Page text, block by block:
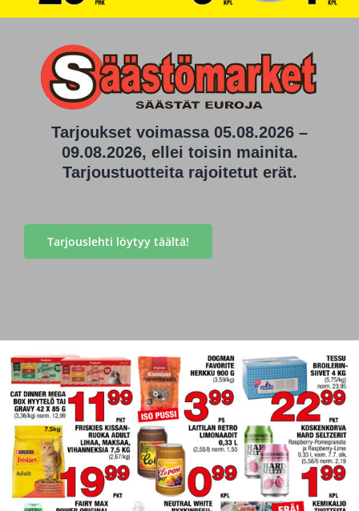
Tarjoukset voimassa 05.08.2026 –
09.08.2026, ellei toisin mainita.
Tarjoustuotteita rajoitetut erät.
Tarjouslehti löytyy täältä!